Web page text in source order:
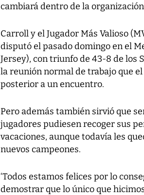
cambiará dentro de la
Carroll y el Jugador Más Valioso
disputó el pasado domingo en el
Jersey), con triunfo de 43-8 de los
la reunión normal de trabajo que
posterior a un encuentro.
Pero además también sirvió que
jugadores pudiesen recoger sus
vacaciones, aunque todavía les
nuevos campeones.
‘Todos estamos felices por lo
demostrar que lo único que